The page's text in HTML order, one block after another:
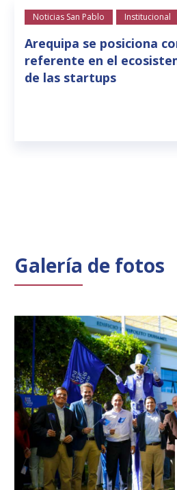
Noticias San Pablo Institucional
Arequipa se posiciona
referente en el
de las startups
Galería de fotos